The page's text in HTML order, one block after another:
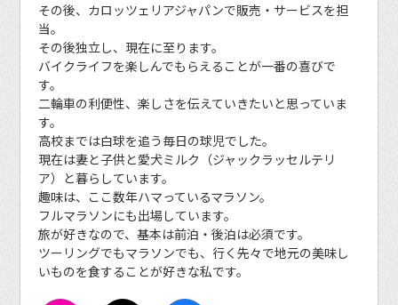
その後、カロッツェリアジャパンで販売・サービスを担
当。
その後独立し、現在に至ります。
バイクライフを楽しんでもらえることが一番の喜びで
す。
二輪車の利便性、楽しさを伝えていきたいと思っていま
す。
高校までは白球を追う毎日の球児でした。
現在は妻と子供と愛犬ミルク（ジャックラッセルテリ
ア）と暮らしています。
趣味は、ここ数年ハマっているマラソン。
フルマラソンにも出場しています。
旅が好きなので、基本は前泊・後泊は必須です。
ツーリングでもマラソンでも、行く先々で地元の美味し
いものを食することが好きな私です。